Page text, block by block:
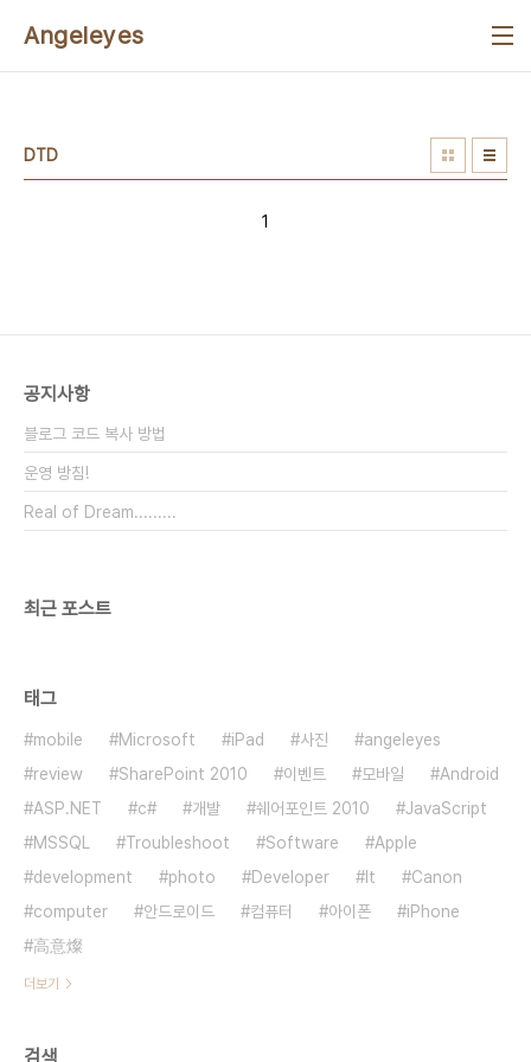
Angeleyes
DTD
1
공지사항
블로그 코드 복사 방법
운영 방침!
Real of Dream.........
최근 포스트
태그
mobile Microsoft iPad 사진
angeleyes
review
SharePoint 2010 이벤트 모바일
Android
ASP.NET
c# 개발 쉐어포인트 2010
JavaScript
MSSQL
Troubleshoot Software
Apple
development
photo Developer It
Canon
computer
안드로이드 컴퓨터 아이폰
iPhone
高意燦
더보기
검색